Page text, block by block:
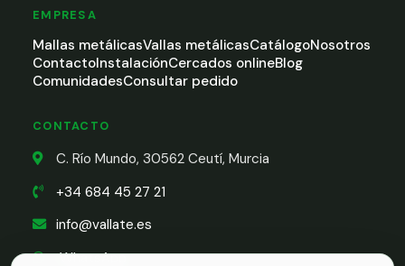
EMPRESA
Mallas metálicasVallas metálicasCatálogoNosotros
ContactoInstalaciónCercados onlineBlog
ComunidadesConsultar pedido
CONTACTO
C. Río Mundo, 30562 Ceutí, Murcia
+34 684 45 27 21
info@vallate.es
WhatsApp